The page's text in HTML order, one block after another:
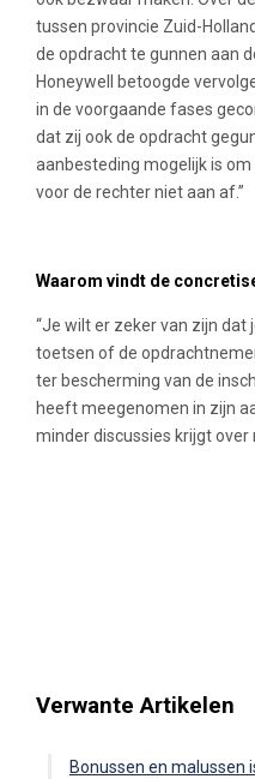
tussen provincie Zuid-
de opdracht te gunnen aan
Honeywell betoogde
in de voorgaande fases
dat zij ook de opdracht
aanbesteding mogelijk is
voor de rechter niet aan af.”
Waarom vindt de
“Je wilt er zeker van zijn dat
toetsen of de
ter bescherming van de
heeft meegenomen in zijn
minder discussies krijgt
Verwante Artikelen
Bonussen en malussen